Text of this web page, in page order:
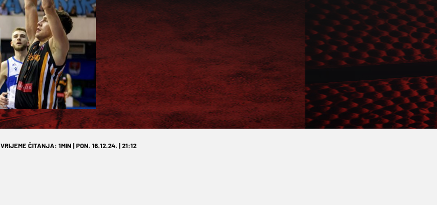
VRIJEME ČITANJA: 1MIN | PON. 16.12.24. | 21:12